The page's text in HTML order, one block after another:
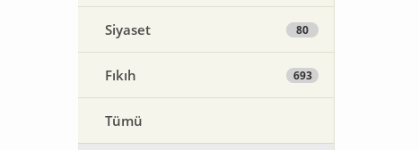
Siyaset 80
Fıkıh 693
Tümü